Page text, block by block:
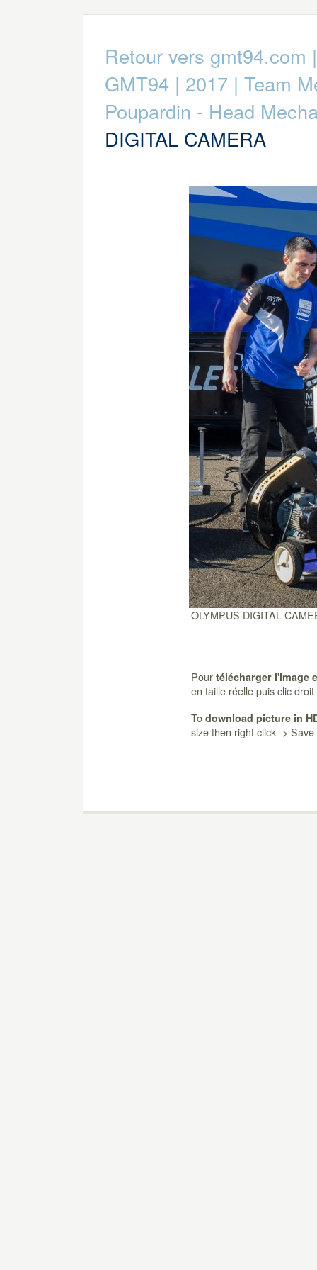
Retour vers gmt94.com
GMT94 | 2017 | Team
Poupardin - Head
DIGITAL CAMERA
OLYMPUS DIGITAL
Pour télécharger l'image
en taille réelle puis clic
To download picture in
size then right click ->